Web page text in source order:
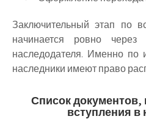
Заключительный этап по
начинается ровно
наследодателя. Именно по
наследники имеют право
Список
вступления в